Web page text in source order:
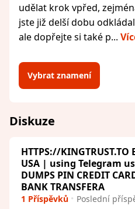
udělat krok vpřed,
jste již delší dobu
ale dopřejte si také p...
Vybrat znamení
Diskuze
HTTPS://
USA | using Telegram
DUMPS PIN CREDIT
BANK TRANSFERA
1 Příspěvků Poslední